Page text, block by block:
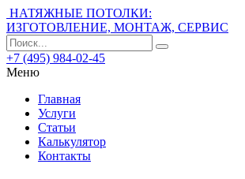
НАТЯЖНЫЕ ПОТОЛКИ:
ИЗГОТОВЛЕНИЕ, МОНТАЖ, СЕРВИС
+7 (495) 984-02-45
Меню
Главная
Услуги
Статьи
Калькулятор
Контакты